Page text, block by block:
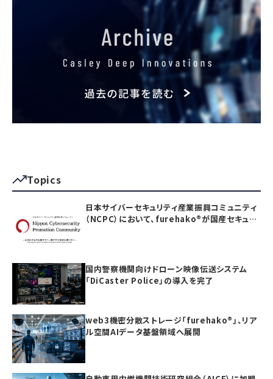
Topics
日本サイバーセキュリティ産業振興コミュニティ
（NCPC）において、furehako®が国産セキュリ
国内警察機関向けドローン映像伝送システム
「DiCaster Police」の導入を完了
web3機密分散ストレージ「furehako®」、リア
ル空間AIデータ基盤領域へ展開